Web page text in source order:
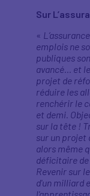
Sur
«
emplois ne
publiques
avancé… et
projet de
réduire les
renchérir le
et demi.
sur la tête !
sur un projet
alors même
déficitaire de
Revenir sur
d'un milliard